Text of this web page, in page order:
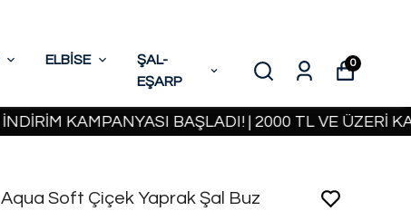
ELBİSE
ŞAL-
EŞARP
0
KAMPANYASI BAŞLADI! | 2000 TL VE ÜZERİ KARGO
Aqua Soft Çiçek Yaprak Şal Buz